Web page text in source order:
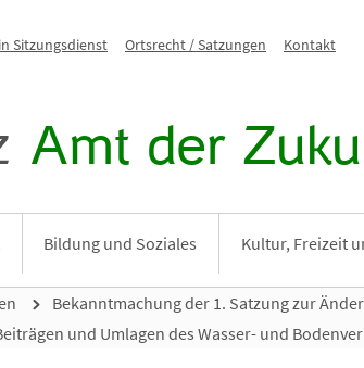
Sitzungsdienst Ortsrecht / Satzungen Kontakt
Amt der
Bildung und Soziales Kultur, Freizeit
Bekanntmachung der 1. Satzung zur
und Umlagen des Wasser- und